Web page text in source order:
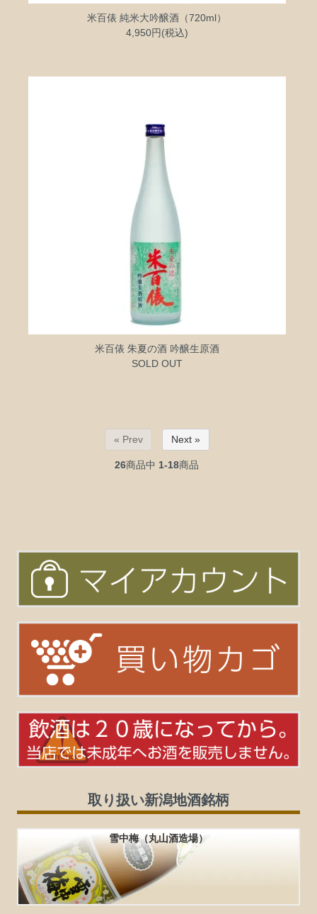
米百俵 純米大吟醸酒（720ml）
4,950円(税込)
米百俵 朱夏の酒 吟醸生原酒
SOLD OUT
« Prev Next »
26商品中 1-18商品
取り扱い新潟地酒銘柄
雪中梅（丸山酒造場）